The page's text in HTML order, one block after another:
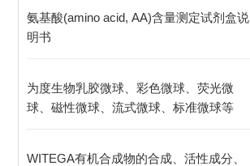
氨基酸(amino acid, AA)含量测定试剂盒说
明书
为度生物乳胶微球、彩色微球、荧光微
球、磁性微球、流式微球、标准微球等
WITEGA有机合成物的合成、活性成分、